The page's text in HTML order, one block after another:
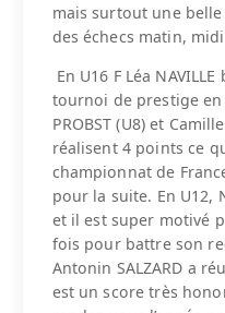
mais surtout une
des échecs matin,
En U16 F Léa
tournoi de prestige
PROBST (U8) et
réalisent 4 points ce
championnat de
pour la suite. En U12,
et il est super motivé
fois pour battre son
Antonin SALZARD a
est un score très